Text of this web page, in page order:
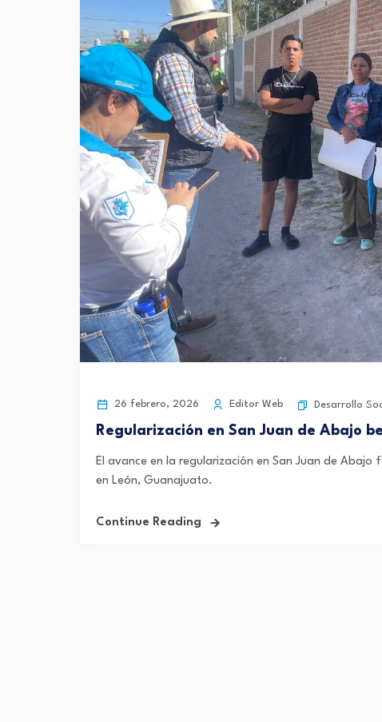
26 febrero, 2026 Editor Web Desarrollo
Regularización en San Juan de Abajo
El avance en la regularización en San Juan de
en León, Guanajuato.
Continue Reading